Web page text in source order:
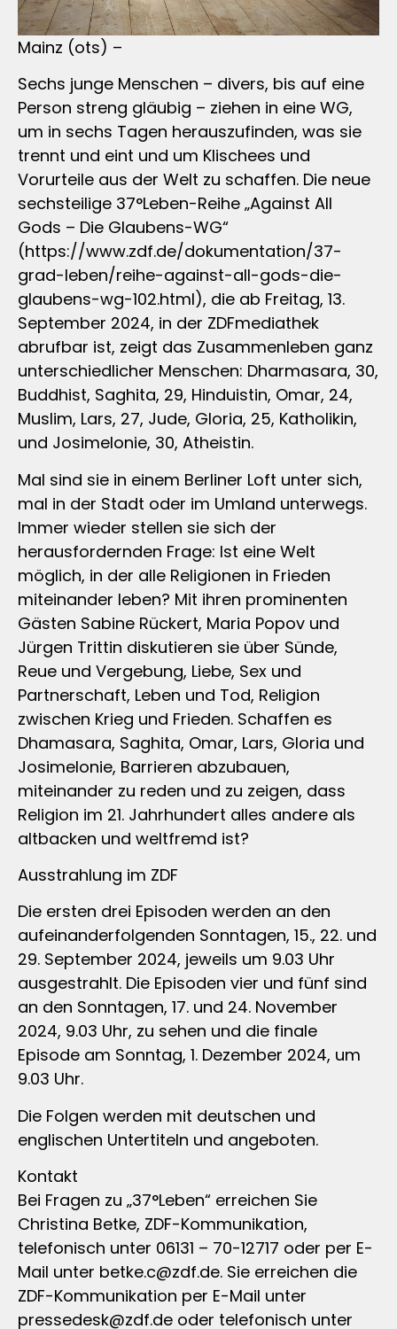
Mainz (ots) –
Sechs junge Menschen – divers, bis auf eine
Person streng gläubig – ziehen in eine WG,
um in sechs Tagen herauszufinden, was sie
trennt und eint und um Klischees und
Vorurteile aus der Welt zu schaffen. Die neue
sechsteilige 37°Leben-Reihe „Against All
Gods – Die Glaubens-WG“
(https://www.zdf.de/dokumentation/37-
grad-leben/reihe-against-all-gods-die-
glaubens-wg-102.html), die ab Freitag, 13.
September 2024, in der ZDFmediathek
abrufbar ist, zeigt das Zusammenleben ganz
unterschiedlicher Menschen: Dharmasara, 30,
Buddhist, Saghita, 29, Hinduistin, Omar, 24,
Muslim, Lars, 27, Jude, Gloria, 25, Katholikin,
und Josimelonie, 30, Atheistin.
Mal sind sie in einem Berliner Loft unter sich,
mal in der Stadt oder im Umland unterwegs.
Immer wieder stellen sie sich der
herausfordernden Frage: Ist eine Welt
möglich, in der alle Religionen in Frieden
miteinander leben? Mit ihren prominenten
Gästen Sabine Rückert, Maria Popov und
Jürgen Trittin diskutieren sie über Sünde,
Reue und Vergebung, Liebe, Sex und
Partnerschaft, Leben und Tod, Religion
zwischen Krieg und Frieden. Schaffen es
Dhamasara, Saghita, Omar, Lars, Gloria und
Josimelonie, Barrieren abzubauen,
miteinander zu reden und zu zeigen, dass
Religion im 21. Jahrhundert alles andere als
altbacken und weltfremd ist?
Ausstrahlung im ZDF
Die ersten drei Episoden werden an den
aufeinanderfolgenden Sonntagen, 15., 22. und
29. September 2024, jeweils um 9.03 Uhr
ausgestrahlt. Die Episoden vier und fünf sind
an den Sonntagen, 17. und 24. November
2024, 9.03 Uhr, zu sehen und die finale
Episode am Sonntag, 1. Dezember 2024, um
9.03 Uhr.
Die Folgen werden mit deutschen und
englischen Untertiteln und angeboten.
Kontakt
Bei Fragen zu „37°Leben“ erreichen Sie
Christina Betke, ZDF-Kommunikation,
telefonisch unter 06131 – 70-12717 oder per E-
Mail unter betke.c@zdf.de. Sie erreichen die
ZDF-Kommunikation per E-Mail unter
pressedesk@zdf.de oder telefonisch unter